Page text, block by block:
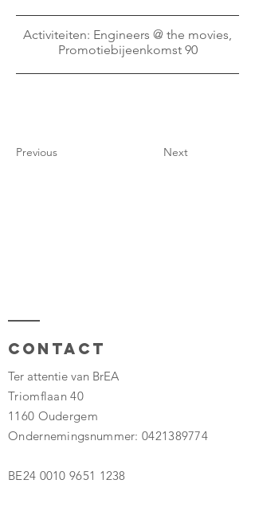
Activiteiten: Engineers @ the movies,
Promotiebijeenkomst 90
Previous Next
Contact
Ter attentie van BrEA
Triomflaan 40
1160 Oudergem
Ondernemingsnummer:0421389774
BE24 0010 9651 1238